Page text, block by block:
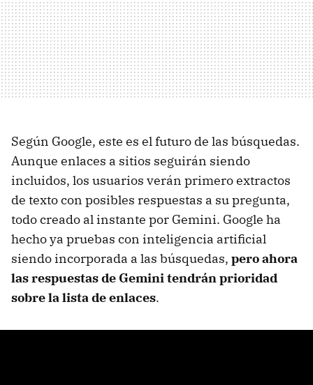
Según Google, este es el futuro de las búsquedas.
Aunque enlaces a sitios seguirán siendo
incluidos, los usuarios verán primero extractos
de texto con posibles respuestas a su pregunta,
todo creado al instante por Gemini. Google ha
hecho ya pruebas con inteligencia artificial
siendo incorporada a las búsquedas, pero ahora
las respuestas de Gemini tendrán prioridad
sobre la lista de enlaces.